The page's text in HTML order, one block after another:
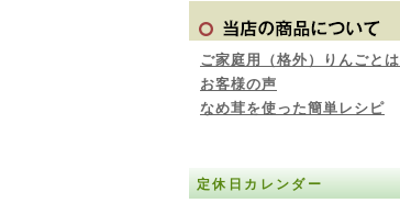
ご家庭用（格外）りんごとは
お客様の声
なめ茸を使った簡単レシピ
定休日カレンダー